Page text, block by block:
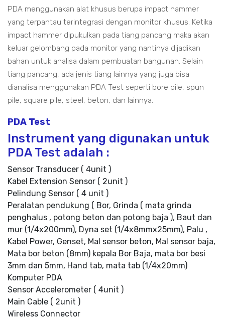
PDA menggunakan alat khusus berupa impact hammer
yang terpantau terintegrasi dengan monitor khusus. Ketika
impact hammer dipukulkan pada tiang pancang maka akan
keluar gelombang pada monitor yang nantinya dijadikan
bahan untuk analisa dalam pembuatan bangunan. Selain
tiang pancang, ada jenis tiang lainnya yang juga bisa
dianalisa menggunakan PDA Test seperti bore pile, spun
pile, square pile, steel, beton, dan lainnya.
PDA Test
Instrument yang digunakan untuk
PDA Test adalah :
Sensor Transducer ( 4unit )
Kabel Extension Sensor ( 2unit )
Pelindung Sensor ( 4 unit )
Peralatan pendukung ( Bor, Grinda ( mata grinda
penghalus , potong beton dan potong baja ), Baut dan
mur (1/4x200mm), Dyna set (1/4x8mmx25mm), Palu ,
Kabel Power, Genset, Mal sensor beton, Mal sensor baja,
Mata bor beton (8mm) kepala Bor Baja, mata bor besi
3mm dan 5mm, Hand tab, mata tab (1/4x20mm)
Komputer PDA
Sensor Accelerometer ( 4unit )
Main Cable ( 2unit )
Wireless Connector